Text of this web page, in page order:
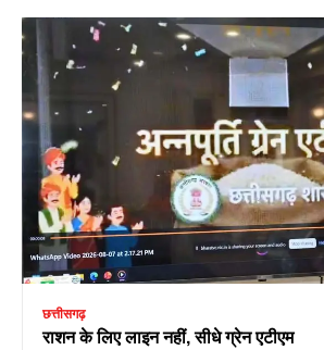
छत्तीसगढ़
राशन के लिए लाइन नहीं, सीधे ग्रेन एटीएम